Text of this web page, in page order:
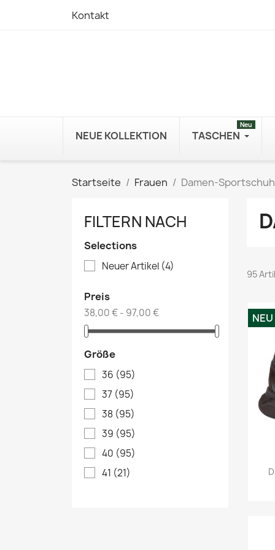
Kontakt
NEUE KOLLEKTION TASCHEN
Neu
Startseite Frauen Damen-
FILTERN NACH
Selections
Neuer Artikel (4)
Preis
38,00 € - 97,00 €
Größe
36 (95)
37 (95)
38 (95)
39 (95)
40 (95)
41 (21)
95
NEU